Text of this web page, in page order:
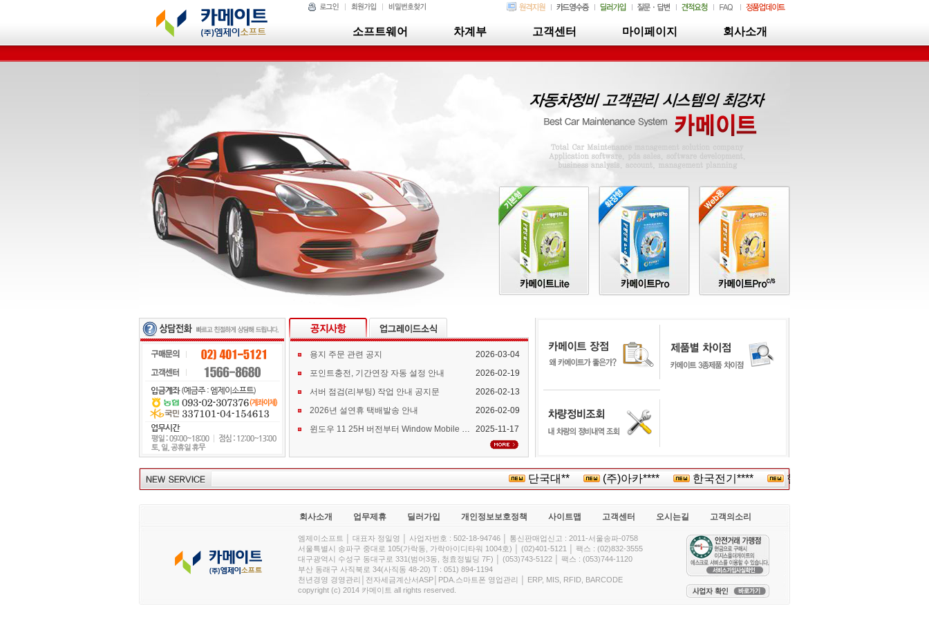
소프트웨어 차계부 고객센터 마이페이지 회사소개
용지 주문 관련 공지
2026-03-04
포인트충전, 기간연장 자동 설정 안내
2026-02-19
서버 점검(리부팅) 작업 안내 공지문
2026-02-13
2026년 설연휴 택배발송 안내
2026-02-09
윈도우 11 25H 버전부터 Window Mobile Device Center 지원 중단 안내
2025-11-17
단국대** (주)아카**** 한국전기**** 한진산업***
회사소개 업무제휴 딜러가입 개인정보보호정책 사이트맵 고객센터 오시는길 고객의소리
엠제이소프트 │ 대표자 정일영 │ 사업자번호 : 502-18-94746 │ 통신판매업신고 : 2011-서울송파-0758
서울특별시 송파구 중대로 105(가락동, 가락아이디타워 1004호) │ (02)401-5121 │ 팩스 : (02)832-3555
대구광역시 수성구 동대구로 331(범어3동, 청효정빌딩 7F) │ (053)743-5122 │ 팩스 : (053)744-1120
부산 동래구 사직북로 34(사직동 48-20) T : 051) 894-1194
천년경영 경영관리│전자세금계산서ASP│PDA.스마트폰 영업관리 │ ERP, MIS, RFID, BARCODE
copyright (c) 2014 카메이트 all rights reserved.